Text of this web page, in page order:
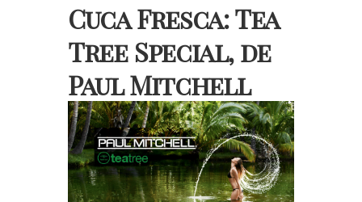
Cuca Fresca: Tea
Tree Special, de
Paul Mitchell